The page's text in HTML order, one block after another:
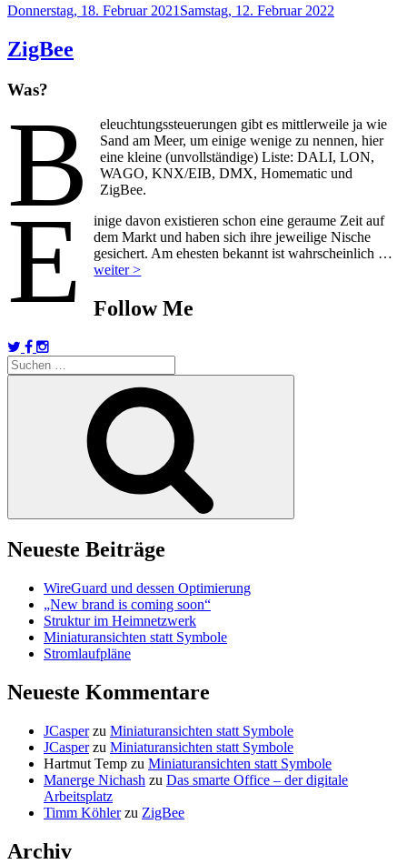
Veröffentlicht
Donnerstag, 18. Februar 2021 Samstag, 12. Februar 2022
ZigBee
Was?
B
eleuchtungssteuerungen gibt es mittlerweile ja wie
Sand am Meer, um einige wenige zu nennen, hier
eine kleine (unvollständige) Liste: DALI, LON,
WAGO, KNX/EIB, DMX, Homematic und
ZigBee.
E
inige davon existieren schon eine geraume Zeit auf
dem Markt und haben sich ihre jeweilige Nische
gesichert. Am ehesten bekannt ist wahrscheinlich …
weiter >
Follow Me
Suchen
nach:
Neueste Beiträge
WireGuard und dessen Optimierung
„New brand is coming soon“
Struktur im Heimnetzwerk
Miniaturansichten statt Symbole
Stromlaufpläne
Neueste Kommentare
JCasperzu Miniaturansichten statt Symbole
JCasperzu Miniaturansichten statt Symbole
Hartmut Temp zu Miniaturansichten statt Symbole
Manerge Nichash zu Das smarte Office – der digitale
Arbeitsplatz
Timm Köhlerzu ZigBee
Archiv